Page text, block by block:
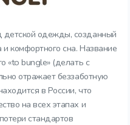
детской одежды, созданный
комфортного сна. Название
«to bungle» (делать с
отражает беззаботную
в России, что
на всех этапах и
стандартов